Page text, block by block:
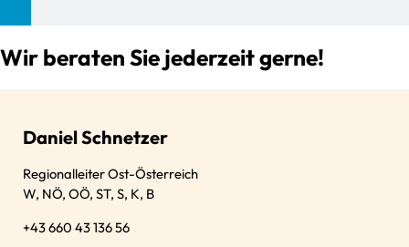
Wir beraten Sie jederzeit gerne!
Daniel Schnetzer
Regionalleiter Ost-Österreich
W, NÖ, OÖ, ST, S, K, B
+43 660 43 136 56